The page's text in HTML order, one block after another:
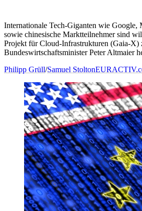
Internationale Tech-Giganten wie
sowie chinesische Marktteilnehmer sind
Projekt für Cloud-Infrastrukturen (Gaia-X)
Bundeswirtschaftsminister Peter Altmaier
Philipp Grüll/Samuel Stolton